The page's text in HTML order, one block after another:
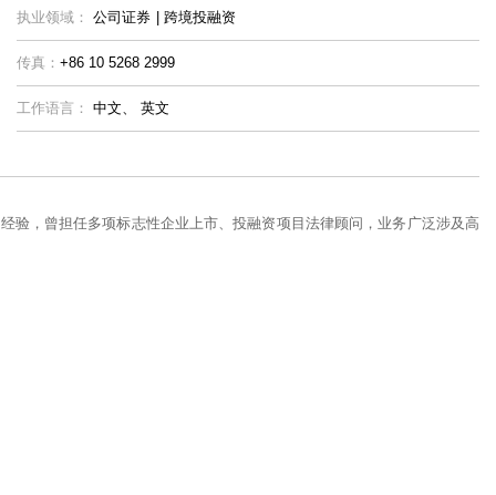
执业领域： 公司证券 跨境投融资
传真： +86 10 5268 2999
工作语言： 中文、 英文
验，曾担任多项标志性企业上市、投融资项目法律顾问，业务广泛涉及高